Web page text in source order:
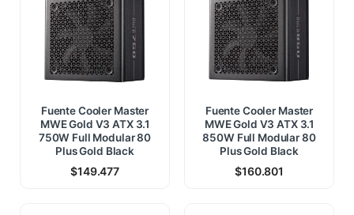
Fuente Cooler Master
MWE Gold V3 ATX 3.1
750W Full Modular 80
Plus Gold Black
$149.477
Fuente Cooler Master
MWE Gold V3 ATX 3.1
850W Full Modular 80
Plus Gold Black
$160.801